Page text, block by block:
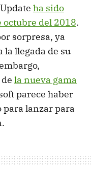
ha sido
octubre del 2018.
sorpresa, ya
la llegada de su
la nueva gama
parece haber
para lanzar para